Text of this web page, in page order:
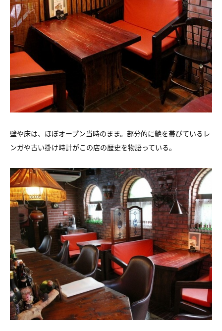
壁や床は、ほぼオープン当時のまま。部分的に艶を帯びているレ
ンガや古い掛け時計がこの店の歴史を物語っている。